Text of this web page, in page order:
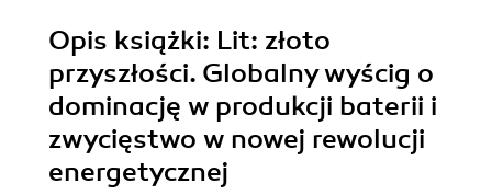
Opis książki: Lit: złoto
przyszłości. Globalny wyścig o
dominację w produkcji baterii i
zwycięstwo w nowej rewolucji
energetycznej